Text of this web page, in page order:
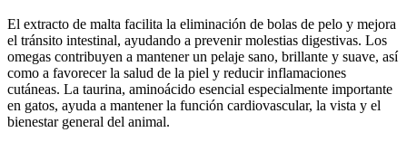
El extracto de malta facilita la eliminación de bolas de pelo y mejora
el tránsito intestinal, ayudando a prevenir molestias digestivas. Los
omegas contribuyen a mantener un pelaje sano, brillante y suave, así
como a favorecer la salud de la piel y reducir inflamaciones
cutáneas. La taurina, aminoácido esencial especialmente importante
en gatos, ayuda a mantener la función cardiovascular, la vista y el
bienestar general del animal.